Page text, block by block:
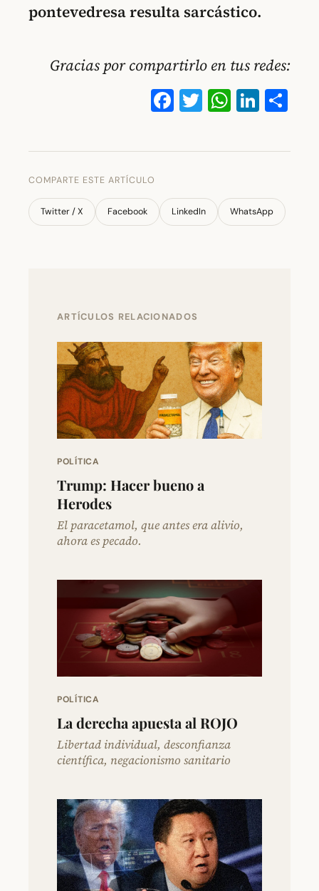
pontevedresa resulta sarcástico.
Gracias por compartirlo en tus redes:
Facebook
Twitter
COMPARTE ESTE ARTÍCULO
Twitter / X Facebook LinkedIn WhatsApp
ARTÍCULOS RELACIONADOS
POLÍTICA
Trump: Hacer bueno a
Herodes
El paracetamol, que antes era alivio,
ahora es pecado.
POLÍTICA
La derecha apuesta al ROJO
Libertad individual, desconfianza
científica, negacionismo sanitario